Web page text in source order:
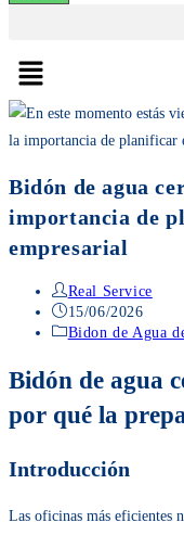
Menú
Bidón de agua
importancia de
empresarial
Autor
de
la
Real Service
Publicación
de
entrada:
15/06/2026
Categoría
la
entrada:
Bidon de Agua
Bidón de agua
por qué la
Introducción
Las oficinas más eficientes